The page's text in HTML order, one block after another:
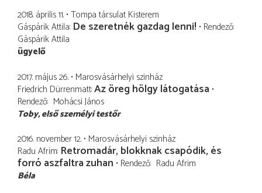
2018. április 11. Tompa társulat Kisterem
Gáspárik Attila De szeretnék gazdag lenni! Rendező
Gáspárik Attila
ügyelő
2017. május 26. Marosvásárhelyi szinház
Friedrich Dürrenmatt Az öreg hölgy látogatása
Rendező Mohácsi János
Toby, első személyi testőr
2016. november 12. Marosvásárhelyi szinház
Radu Afrim Retromadár, blokknak csapódik, és
forró aszfaltra zuhan Rendező Radu Afrim
Béla